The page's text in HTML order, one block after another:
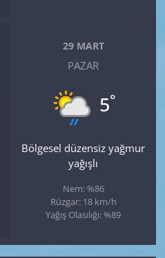
29 MART
PAZAR
5°
Bölgesel düzensiz yağmur
yağışlı
Nem: %86
Rüzgar: 18 km/h
Yağış Olasılığı: %89